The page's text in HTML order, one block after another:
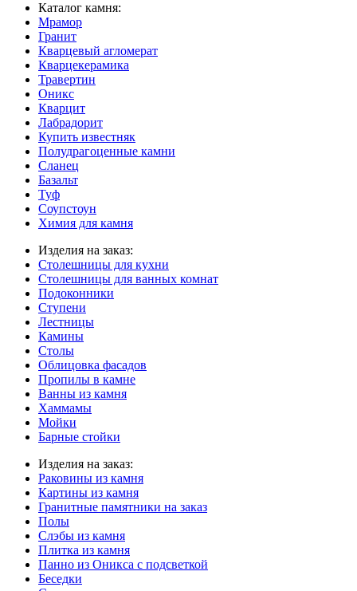
Каталог камня:
Мрамор
Гранит
Кварцевый агломерат
Кварцекерамика
Травертин
Оникс
Кварцит
Лабрадорит
Купить известняк
Полудрагоценные камни
Сланец
Базальт
Туф
Соупстоун
Химия для камня
Изделия на заказ:
Столешницы для кухни
Столешницы для ванных комнат
Подоконники
Ступени
Лестницы
Камины
Столы
Облицовка фасадов
Пропилы в камне
Ванны из камня
Хаммамы
Мойки
Барные стойки
Изделия на заказ:
Раковины из камня
Картины из камня
Гранитные памятники на заказ
Полы
Слэбы из камня
Плитка из камня
Панно из Оникса с подсветкой
Беседки